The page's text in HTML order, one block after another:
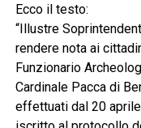
Ecco il testo:
“Illustre
rendere nota ai
Funzionario
Cardinale Pacca di
effettuati dal 20